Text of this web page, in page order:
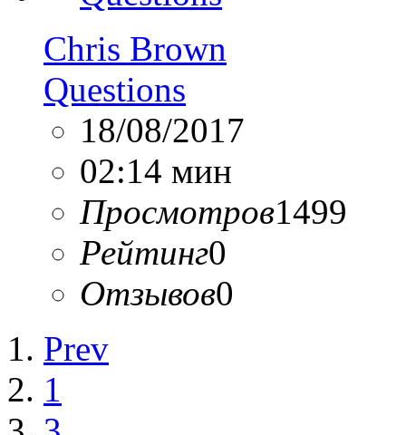
Chris Brown
Questions
18/08/2017
02:14 мин
Просмотров1499
Рейтинг0
Отзывов0
Prev
1